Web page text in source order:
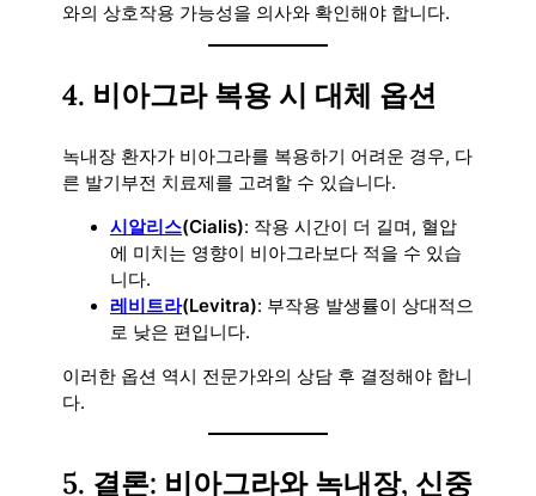
와의 상호작용 가능성을 의사와 확인해야 합니다.
4. 비아그라 복용 시 대체 옵션
녹내장 환자가 비아그라를 복용하기 어려운 경우, 다
른 발기부전 치료제를 고려할 수 있습니다.
시알리스(Cialis): 작용 시간이 더 길며, 혈압
에 미치는 영향이 비아그라보다 적을 수 있습
니다.
레비트라(Levitra): 부작용 발생률이 상대적으
로 낮은 편입니다.
이러한 옵션 역시 전문가와의 상담 후 결정해야 합니
다.
5. 결론: 비아그라와 녹내장, 신중